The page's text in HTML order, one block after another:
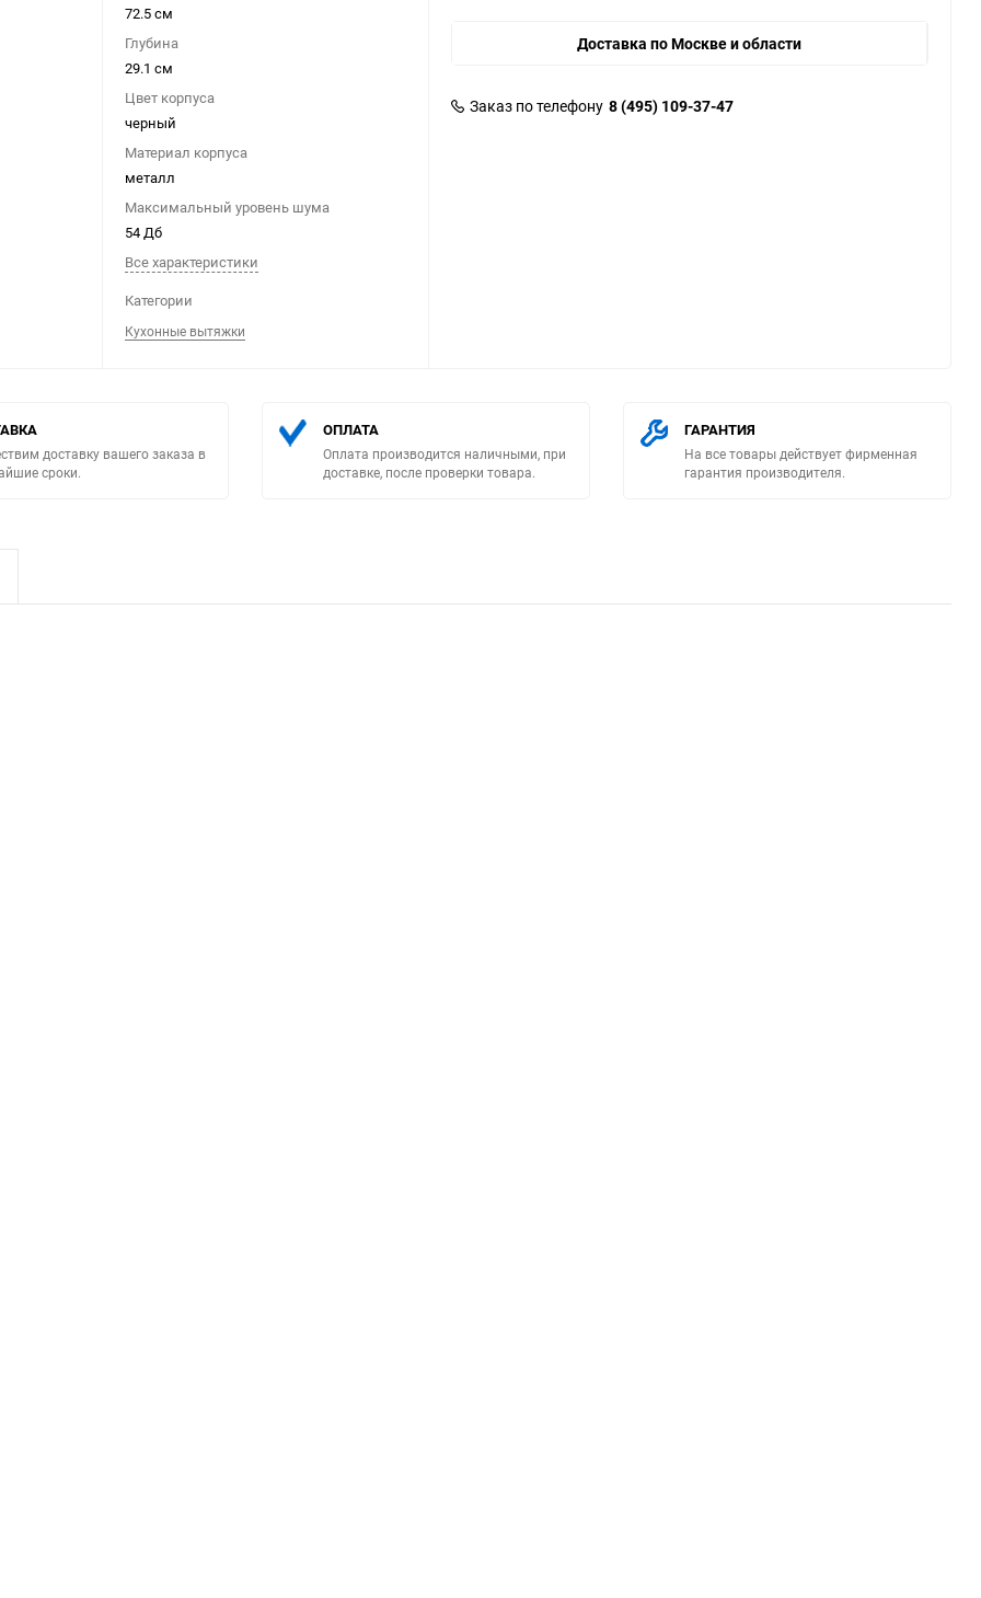
72.5 см
Глубина
29.1 см
Цвет корпуса
черный
Материал корпуса
металл
Максимальный уровень шума
54 Дб
Все характеристики
Категории
Кухонные вытяжки
Доставка по Москве и области
Заказ по телефону 8 (495) 109-37-47
доставку вашего заказа в
сроки.
ОПЛАТА
Оплата производится наличными, при
доставке, после проверки товара.
ГАРАНТИЯ
На все товары действует фирменная
гарантия производителя.